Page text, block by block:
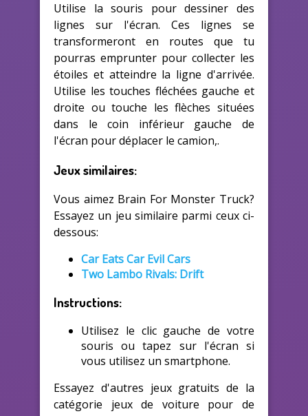
Utilise la souris pour dessiner des
lignes sur l'écran. Ces lignes se
transformeront en routes que tu
pourras emprunter pour collecter les
étoiles et atteindre la ligne d'arrivée.
Utilise les touches fléchées gauche et
droite ou touche les flèches situées
dans le coin inférieur gauche de
l'écran pour déplacer le camion,.
Jeux similaires:
Vous aimez Brain For Monster Truck?
Essayez un jeu similaire parmi ceux ci-
dessous:
Car Eats Car Evil Cars
Two Lambo Rivals: Drift
Instructions:
Utilisez le clic gauche de votre
souris ou tapez sur l'écran si
vous utilisez un smartphone.
Essayez d'autres jeux gratuits de la
catégorie jeux de voiture pour de